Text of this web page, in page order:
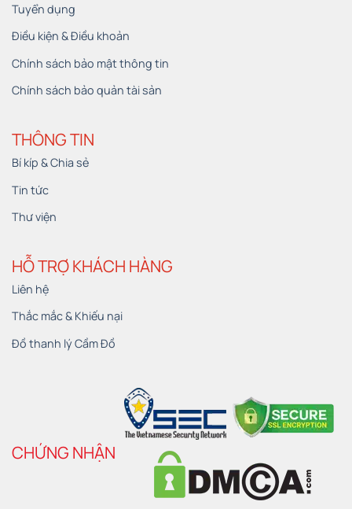
Tuyển dụng
Điều kiện & Điều khoản
Chính sách bảo mật thông tin
Chính sách bảo quản tài sản
THÔNG TIN
Bí kíp & Chia sẻ
Tin tức
Thư viện
HỖ TRỢ KHÁCH HÀNG
Liên hệ
Thắc mắc & Khiếu nại
Đồ thanh lý Cầm Đồ
CHỨNG NHẬN